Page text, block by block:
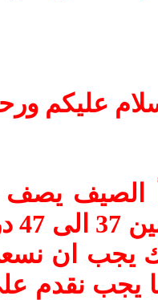
عليكم
الصيف يصف
يجب ان
يجب نقدم